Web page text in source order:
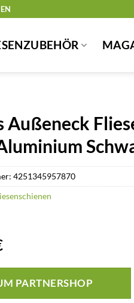
Außeneck
PARTNERSHOP
4251345957870